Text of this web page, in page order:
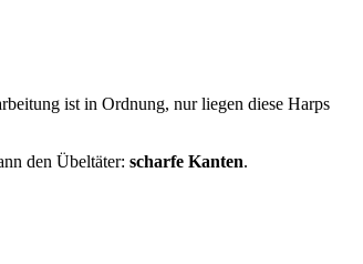
ist in Ordnung, nur liegen diese Harps
den Übeltäter: scharfe Kanten.